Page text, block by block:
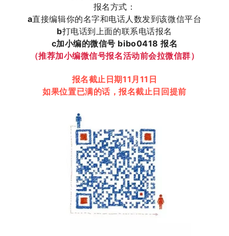
报名方式：
a直接编辑你的名字和电话人数发到该微信平台
b打电话到上面的联系电话报名
c加小编的微信号 bibo0418 报名
（推荐加小编微信号报名活动前会拉微信群）
报名截止日期11月11日
如果位置已满的话，报名截止日回提前